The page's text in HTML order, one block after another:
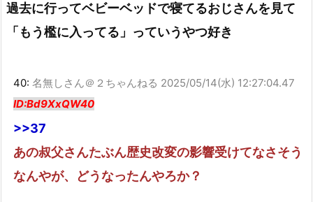
過去に行ってベビーベッドで寝てるおじさんを見て
「もう檻に入ってる」っていうやつ好き
40: 名無しさん＠２ちゃんねる 2025/05/14(水) 12:27:04.47
ID:Bd9XxQW40
>>37
あの叔父さんたぶん歴史改変の影響受けてなさそう
なんやが、どうなったんやろか？